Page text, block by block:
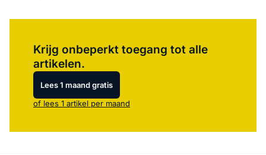
Krijg onbeperkt toegang tot alle
artikelen.
Lees 1 maand gratis
of lees 1 artikel per maand